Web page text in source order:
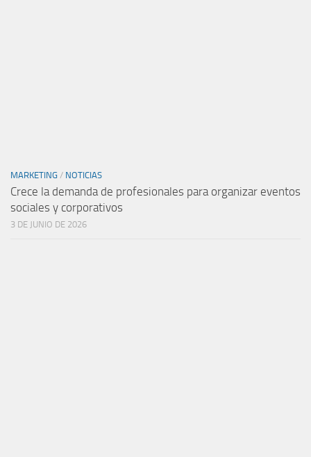
MARKETING / NOTICIAS
Crece la demanda de profesionales para organizar eventos
sociales y corporativos
3 DE JUNIO DE 2026